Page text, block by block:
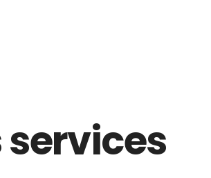
services